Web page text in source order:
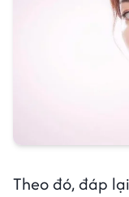
Theo đó, đáp